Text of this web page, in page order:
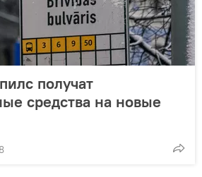
получат
средства на новые